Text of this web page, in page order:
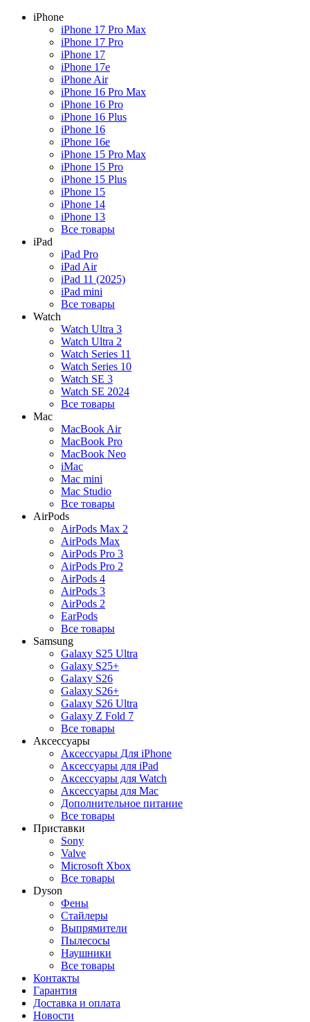
iPhone
iPhone 17 Pro Max
iPhone 17 Pro
iPhone 17
iPhone 17e
iPhone Air
iPhone 16 Pro Max
iPhone 16 Pro
iPhone 16 Plus
iPhone 16
iPhone 16e
iPhone 15 Pro Max
iPhone 15 Pro
iPhone 15 Plus
iPhone 15
iPhone 14
iPhone 13
Все товары
iPad
iPad Pro
iPad Air
iPad 11 (2025)
iPad mini
Все товары
Watch
Watch Ultra 3
Watch Ultra 2
Watch Series 11
Watch Series 10
Watch SE 3
Watch SE 2024
Все товары
Mac
MacBook Air
MacBook Pro
MacBook Neo
iMac
Mac mini
Mac Studio
Все товары
AirPods
AirPods Max 2
AirPods Max
AirPods Pro 3
AirPods Pro 2
AirPods 4
AirPods 3
AirPods 2
EarPods
Все товары
Samsung
Galaxy S25 Ultra
Galaxy S25+
Galaxy S26
Galaxy S26+
Galaxy S26 Ultra
Galaxy Z Fold 7
Все товары
Аксессуары
Аксессуары Для iPhone
Аксессуары для iPad
Аксессуары для Watch
Аксессуары для Mac
Дополнительное питание
Все товары
Приставки
Sony
Valve
Microsoft Xbox
Все товары
Dyson
Фены
Стайлеры
Выпрямители
Пылесосы
Наушники
Все товары
Контакты
Гарантия
Доставка и оплата
Новости